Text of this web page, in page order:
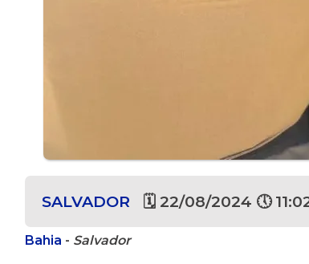
SALVADOR 🗓 22/08/2024 🕔
Bahia - Salvador